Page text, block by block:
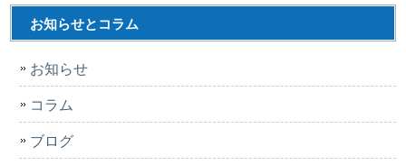
お知らせとコラム
お知らせ
コラム
ブログ